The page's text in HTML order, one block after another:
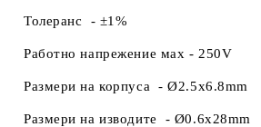
Толеранс - ±1%
Работно напрежение маx - 250V
Размери на корпуса-Ø2.5x6.8mm
Размери на изводите - Ø0.6x28mm